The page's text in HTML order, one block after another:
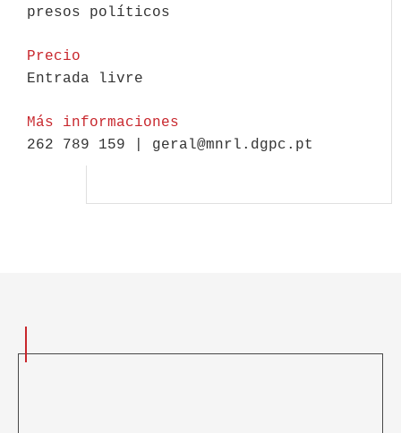
presos políticos
Precio
Entrada livre
Más informaciones
262 789 159 | geral@mnrl.dgpc.pt